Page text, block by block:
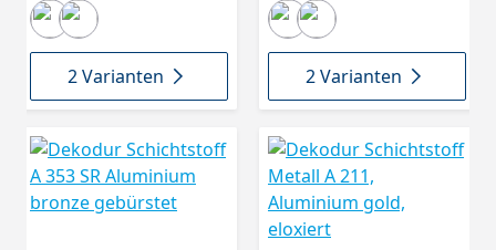
2 Varianten 2 Varianten